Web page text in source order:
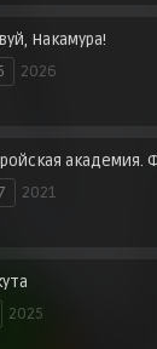
Накамура!
2026
2021
2025